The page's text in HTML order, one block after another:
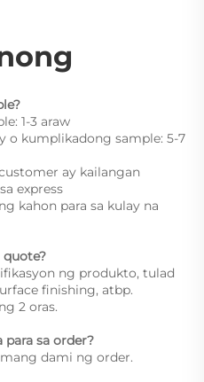
1-3 araw
o kumplikadong sample: 5-7
ay kailangan
express
kahon para sa kulay na
quote?
ng produkto, tulad
finishing, atbp.
2 oras.
sa order?
dami ng order.